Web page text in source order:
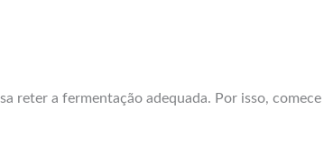
reter a fermentação adequada. Por isso,